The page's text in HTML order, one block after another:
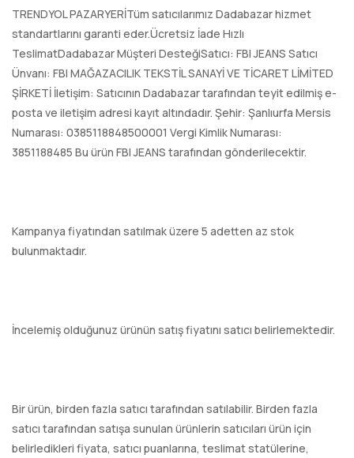
TRENDYOL PAZARYERİTüm satıcılarımız Dadabazar hizmet
standartlarını garanti eder.Ücretsiz İade Hızlı
TeslimatDadabazar Müşteri DesteğiSatıcı: FBI JEANS Satıcı
Ünvanı: FBI MAĞAZACILIK TEKSTİL SANAYİ VE TİCARET LİMİTED
ŞİRKETİ İletişim: Satıcının Dadabazar tarafından teyit edilmiş e-
posta ve iletişim adresi kayıt altındadır. Şehir: Şanlıurfa Mersis
Numarası: 0385118848500001 Vergi Kimlik Numarası:
3851188485 Bu ürün FBI JEANS tarafından gönderilecektir.
Kampanya fiyatından satılmak üzere 5 adetten az stok
bulunmaktadır.
İncelemiş olduğunuz ürünün satış fiyatını satıcı belirlemektedir.
Bir ürün, birden fazla satıcı tarafından satılabilir. Birden fazla
satıcı tarafından satışa sunulan ürünlerin satıcıları ürün için
belirledikleri fiyata, satıcı puanlarına, teslimat statülerine,